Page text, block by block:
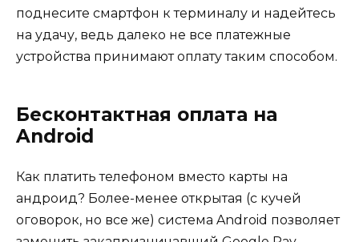
поднесите смартфон к терминалу и надейтесь
на удачу, ведь далеко не все платежные
устройства принимают оплату таким способом.
Бесконтактная оплата на
Android
Как платить телефоном вместо карты на
андроид? Более-менее открытая (с кучей
оговорок, но все же) система Android позволяет